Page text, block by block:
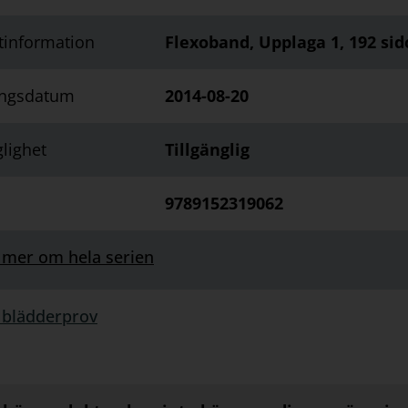
Flexoband, Upplaga 1, 192
2014-08-20
Tillgänglig
9789152319062
mer om hela serien
blädderprov